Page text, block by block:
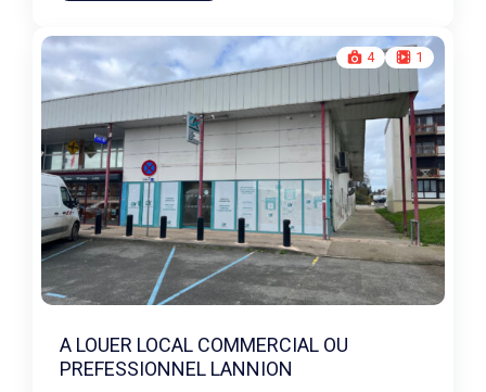
4 1
A LOUER LOCAL COMMERCIAL OU
PREFESSIONNEL LANNION